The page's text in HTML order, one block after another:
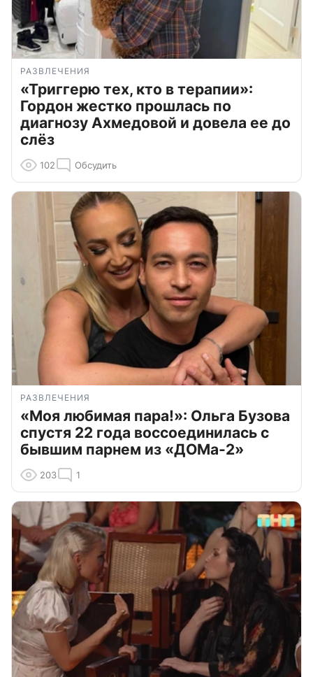
РАЗВЛЕЧЕНИЯ
«Триггерю тех, кто в терапии»:
Гордон жестко прошлась по
диагнозу Ахмедовой и довела ее до
слёз
102 Обсудить
РАЗВЛЕЧЕНИЯ
«Моя любимая пара!»: Ольга Бузова
спустя 22 года воссоединилась с
бывшим парнем из «ДОМа-2»
203 1